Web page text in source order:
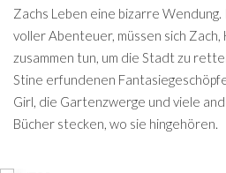
Zachs Leben eine bizarre
voller Abenteuer, müssen sich Zach,
zusammen tun, um die Stadt zu
Stine erfundenen
Girl, die Gartenzwerge und viele
Bücher stecken, wo sie hingehören.